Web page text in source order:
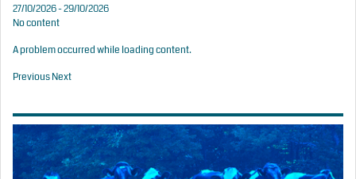
27/10/2026 - 29/10/2026
No content
A problem occurred while loading content.
PreviousNext